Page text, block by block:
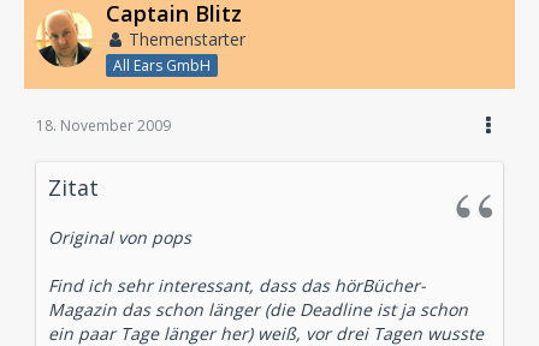
Captain Blitz
Themenstarter
All Ears GmbH
18. November 2009
Zitat
Original von pops
Find ich sehr interessant, dass das hörBücher-
Magazin das schon länger (die Deadline ist ja schon
ein paar Tage länger her) weiß, vor drei Tagen wusste